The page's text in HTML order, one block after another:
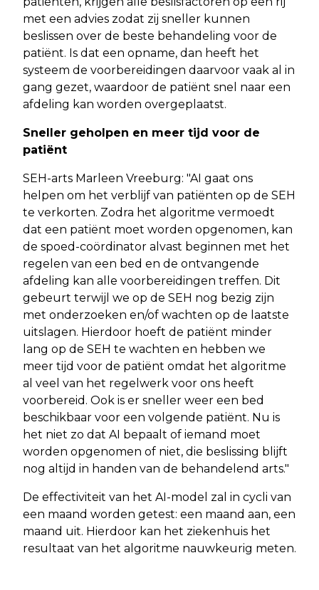
met een advies zodat zij sneller kunnen
beslissen over de beste behandeling voor de
patiënt. Is dat een opname, dan heeft het
systeem de voorbereidingen daarvoor vaak al in
gang gezet, waardoor de patiënt snel naar een
afdeling kan worden overgeplaatst.
Sneller geholpen en meer tijd voor de
patiënt
SEH-arts Marleen Vreeburg: "AI gaat ons
helpen om het verblijf van patiënten op de SEH
te verkorten. Zodra het algoritme vermoedt
dat een patiënt moet worden opgenomen, kan
de spoed-coördinator alvast beginnen met het
regelen van een bed en de ontvangende
afdeling kan alle voorbereidingen treffen. Dit
gebeurt terwijl we op de SEH nog bezig zijn
met onderzoeken en/of wachten op de laatste
uitslagen. Hierdoor hoeft de patiënt minder
lang op de SEH te wachten en hebben we
meer tijd voor de patiënt omdat het algoritme
al veel van het regelwerk voor ons heeft
voorbereid. Ook is er sneller weer een bed
beschikbaar voor een volgende patiënt. Nu is
het niet zo dat AI bepaalt of iemand moet
worden opgenomen of niet, die beslissing blijft
nog altijd in handen van de behandelend arts."
De effectiviteit van het AI-model zal in cycli van
een maand worden getest: een maand aan, een
maand uit. Hierdoor kan het ziekenhuis het
resultaat van het algoritme nauwkeurig meten.